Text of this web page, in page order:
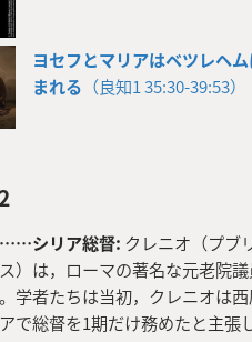
ヨセフとマリアはベツレヘ
まれる （良知1 35:30-39:53）
シリア総督: クレニオ（プブ
）は，ローマの著名な元老院
学者たちは当初，クレニオは
で総督を1期だけ務めたと主張